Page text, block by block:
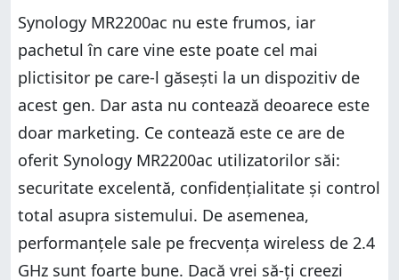
Synology MR2200ac nu este frumos, iar
pachetul în care vine este poate cel mai
plictisitor pe care-l găsești la un dispozitiv de
acest gen. Dar asta nu contează deoarece este
doar marketing. Ce contează este ce are de
oferit Synology MR2200ac utilizatorilor săi:
securitate excelentă, confidențialitate și control
total asupra sistemului. De asemenea,
performanțele sale pe frecvența wireless de 2.4
GHz sunt foarte bune. Dacă vrei să-ți creezi